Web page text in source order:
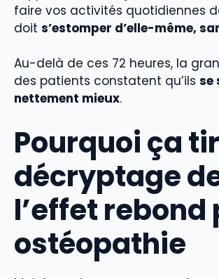
faire vos activités quotidiennes
doit s’estomper d’elle-même,
Au-delà de ces 72 heures, la
des patients constatent qu’ils se
nettement mieux.
Pourquoi ça
décryptage
l’effet
ostéopathie